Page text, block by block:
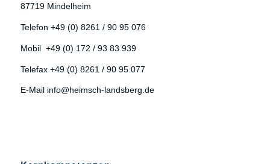
87719 Mindelheim
Telefon +49 (0) 8261 / 90 95 076
Mobil +49 (0) 172 / 93 83 939
Telefax +49 (0) 8261 / 90 95 077
E-Mail info@heimsch-landsberg.de